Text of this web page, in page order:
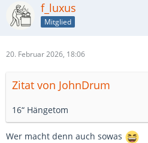
f_luxus
Mitglied
20. Februar 2026, 18:06
Zitat von JohnDrum
16“ Hängetom
Wer macht denn auch sowas